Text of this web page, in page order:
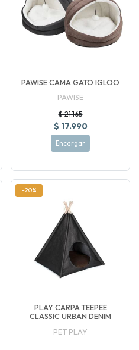
PAWISE CAMA GATO IGLOO
PAWISE
$ 21.165
$ 17.990
Encargar
-20%
PLAY CARPA TEEPEE
CLASSIC URBAN DENIM
PET PLAY